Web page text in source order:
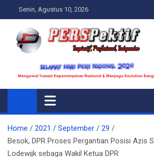
to
content
Senin, Agustus 10, 2026
Perspektif.today
Ispiratif Profesional Independen
Home 2021 September
29
Besok, DPR Proses Pergantian Posisi Azis
Lodewijk sebaga Wakil Ketua DPR